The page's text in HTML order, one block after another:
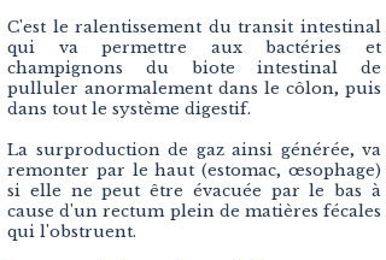
C'est le ralentissement du transit intestinal
qui va permettre aux bactéries et
champignons du biote intestinal de
pulluler anormalement dans le côlon, puis
dans tout le système digestif.
La surproduction de gaz ainsi générée, va
remonter par le haut (estomac, œsophage)
si elle ne peut être évacuée par le bas à
cause d'un rectum plein de matières fécales
qui l'obstruent.